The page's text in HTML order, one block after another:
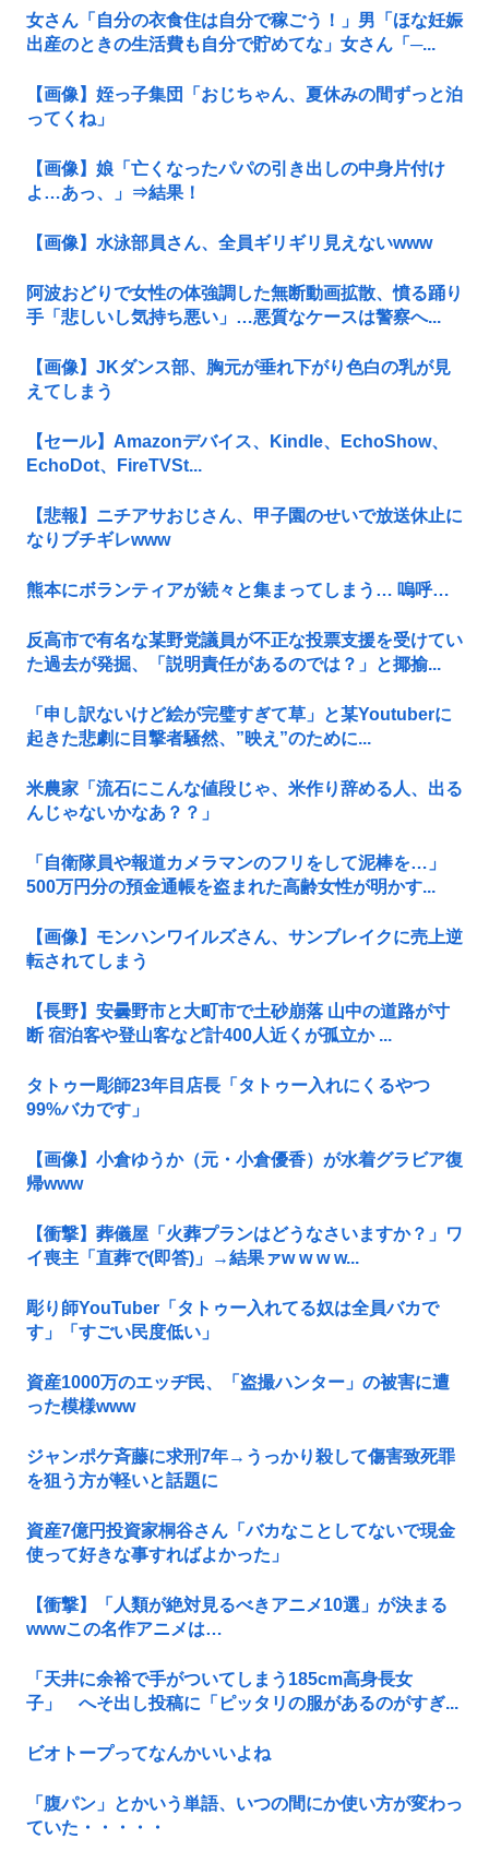
女さん「自分の衣食住は自分で稼ごう！」男「ほな妊娠
出産のときの生活費も自分で貯めてな」女さん「─...
【画像】姪っ子集団「おじちゃん、夏休みの間ずっと泊
ってくね」
【画像】娘「亡くなったパパの引き出しの中身片付け
よ…あっ、」⇒結果！
【画像】水泳部員さん、全員ギリギリ見えないwww
阿波おどりで女性の体強調した無断動画拡散、憤る踊り
手「悲しいし気持ち悪い」…悪質なケースは警察へ...
【画像】JKダンス部、胸元が垂れ下がり色白の乳が見
えてしまう
【セール】Amazonデバイス、Kindle、EchoShow、
EchoDot、FireTVSt...
【悲報】ニチアサおじさん、甲子園のせいで放送休止に
なりブチギレwww
熊本にボランティアが続々と集まってしまう… 嗚呼…
反高市で有名な某野党議員が不正な投票支援を受けてい
た過去が発掘、「説明責任があるのでは？」と揶揄...
「申し訳ないけど絵が完璧すぎて草」と某Youtuberに
起きた悲劇に目撃者騒然、”映え”のために...
米農家「流石にこんな値段じゃ、米作り辞める人、出る
んじゃないかなあ？？」
「自衛隊員や報道カメラマンのフリをして泥棒を…」
500万円分の預金通帳を盗まれた高齢女性が明かす...
【画像】モンハンワイルズさん、サンブレイクに売上逆
転されてしまう
【長野】安曇野市と大町市で土砂崩落 山中の道路が寸
断 宿泊客や登山客など計400人近くが孤立か ...
タトゥー彫師23年目店長「タトゥー入れにくるやつ
99%バカです」
【画像】小倉ゆうか（元・小倉優香）が水着グラビア復
帰www
【衝撃】葬儀屋「火葬プランはどうなさいますか？」ワ
イ喪主「直葬で(即答)」→結果ァw w w w...
彫り師YouTuber「タトゥー入れてる奴は全員バカで
す」「すごい民度低い」
資産1000万のエッヂ民、「盗撮ハンター」の被害に遭
った模様www
ジャンポケ斉藤に求刑7年→うっかり殺して傷害致死罪
を狙う方が軽いと話題に
資産7億円投資家桐谷さん「バカなことしてないで現金
使って好きな事すればよかった」
【衝撃】「人類が絶対見るべきアニメ10選」が決まる
wwwこの名作アニメは…
「天井に余裕で手がついてしまう185cm高身長女
子」 へそ出し投稿に「ピッタリの服があるのがすぎ...
ビオトープってなんかいいよね
「腹パン」とかいう単語、いつの間にか使い方が変わっ
ていた・・・・・